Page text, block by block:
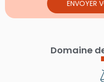
ENVOYER
Domaine